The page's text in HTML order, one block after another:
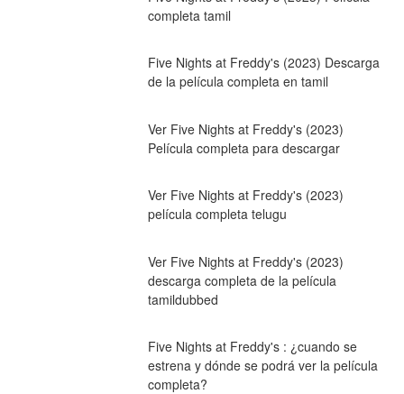
completa tamil
Five Nights at Freddy's (2023) Descarga
de la película completa en tamil
Ver Five Nights at Freddy's (2023)
Película completa para descargar
Ver Five Nights at Freddy's (2023)
película completa telugu
Ver Five Nights at Freddy's (2023)
descarga completa de la película
tamildubbed
Five Nights at Freddy's : ¿cuando se
estrena y dónde se podrá ver la película
completa?